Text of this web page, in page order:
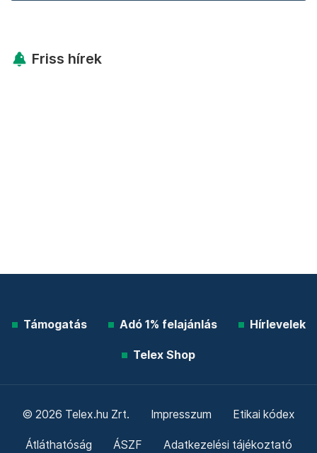
Friss hírek
Támogatás Adó 1% felajánlás Hírlevelek
Telex Shop
© 2026 Telex.hu Zrt. Impresszum Etikai kódex
Átláthatóság ÁSZF Adatkezelési tájékoztató